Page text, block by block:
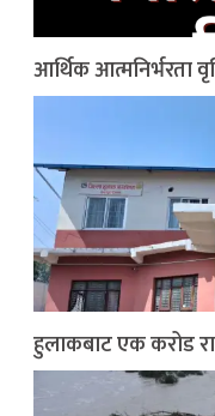
आर्थिक आत्मनिर्भरता
हुलाकबाट एक करोड